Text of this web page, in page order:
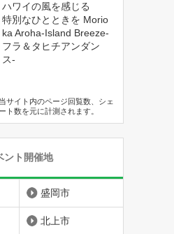
ハワイの風を感じる
特別なひとときを Morio
ka Aroha-Island Breeze-
フラ＆タヒチアンダン
ス-
サイト内のページ回覧数、シェ
ト数を元に計測されます。
ント開催地
盛岡市
北上市